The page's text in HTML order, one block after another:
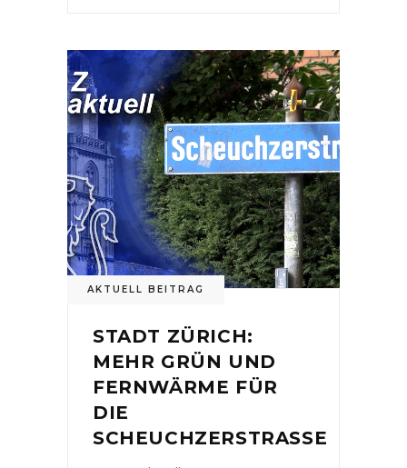
AKTUELL BEITRAG
STADT ZÜRICH:
MEHR GRÜN UND
FERNWÄRME FÜR
DIE
SCHEUCHZERSTRASSE